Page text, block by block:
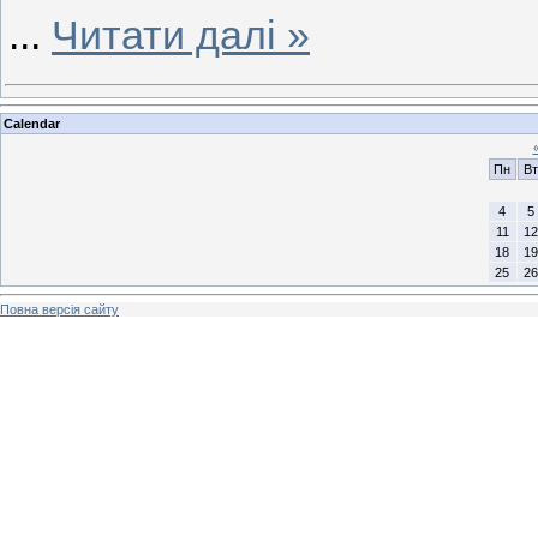
... Читати далі »
Calendar
Пн
Вт
4
5
11
12
18
19
25
26
Повна версія сайту